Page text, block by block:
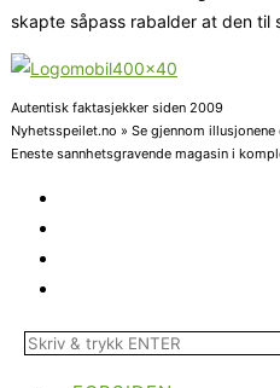
skapte såpass rabalder at den til
Autentisk faktasjekker siden 2009
Nyhetsspeilet.no » Se gjennom
Eneste sannhetsgravende magasin i